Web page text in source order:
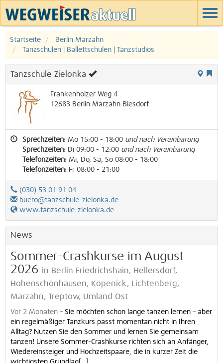
Startseite
Berlin Marzahn
Tanzschulen | Ballettschulen | Tanzstudios
Tanzschule Zielonka
Frankenholzer Weg 4
12683 Berlin Marzahn Biesdorf
Sprechzeiten: Mo 15:00 - 18:00 und nach Vereinbarung
Sprechzeiten: Di 09:00 - 12:00 und nach Vereinbarung
Telefonzeiten: Mi, Do, Sa, So 08:00 - 18:00
Telefonzeiten: Fr 08:00 - 21:00
(030) 53 01 91 04
buero@tanzschule-zielonka.de
www.tanzschule-zielonka.de
News
Sommer-Crashkurse im August
2026 in Berlin Friedrichshain, Hellersdorf,
Hohenschönhausen, Köpenick, Lichtenberg,
Marzahn, Treptow, Umland Ost
Vor 2 Monaten – Sie möchten schon lange tanzen lernen – aber
ein regelmäßiger Tanzkurs passt momentan nicht in Ihren
Alltag? Nutzen Sie den Sommer und lernen Sie gemeinsam
tanzen! Unsere Sommer-Crashkurse richten sich an Anfänger,
Wiedereinsteiger und Hochzeitspaare, die in kurzer Zeit die